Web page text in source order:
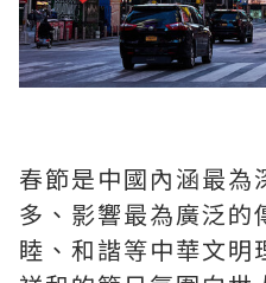
春節是中國內涵最為
多、影響最為廣泛的
睦、和諧等中華文明